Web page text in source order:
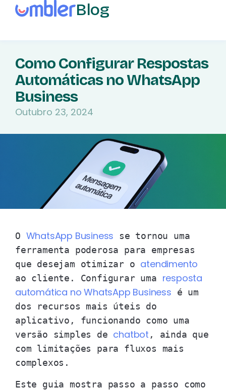
Blog
Como Configurar Respostas
Automáticas no WhatsApp
Business
Outubro 23, 2024
O WhatsApp Business se tornou uma
ferramenta poderosa para empresas
que desejam otimizar o atendimento
ao cliente. Configurar uma
resposta
automática no WhatsApp Business é um
dos recursos mais úteis do
aplicativo, funcionando como uma
versão simples de chatbot , ainda que
com limitações para fluxos mais
complexos.
Este guia mostra passo a passo como